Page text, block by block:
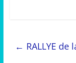
← RALLYE